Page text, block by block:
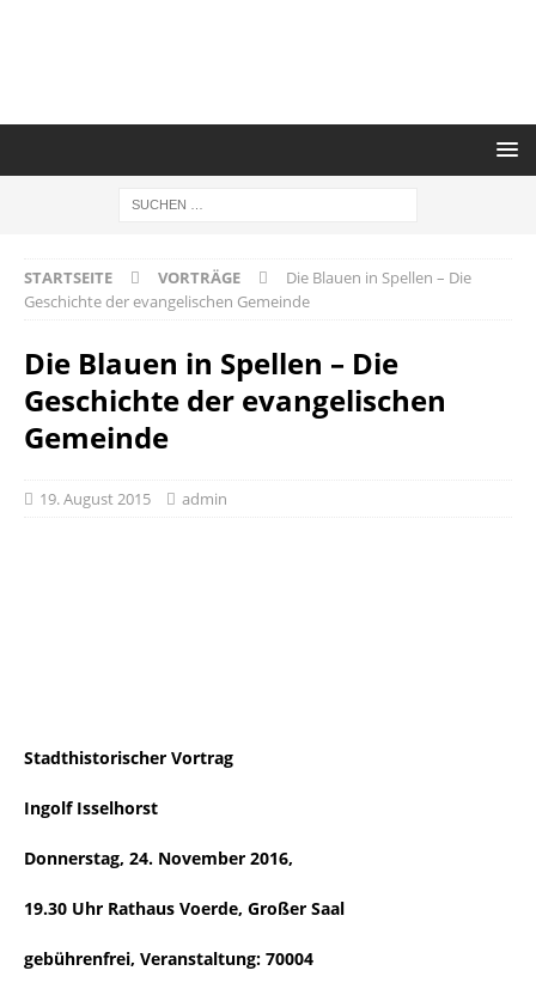
STARTSEITE VORTRÄGE
Die Blauen in Spellen – Die
Geschichte der evangelischen Gemeinde
Die Blauen in Spellen – Die
Geschichte der evangelischen
Gemeinde
19. August 2015 admin
Stadthistorischer Vortrag
Ingolf Isselhorst
Donnerstag, 24. November 2016,
19.30 Uhr Rathaus Voerde, Großer Saal
gebührenfrei, Veranstaltung: 70004